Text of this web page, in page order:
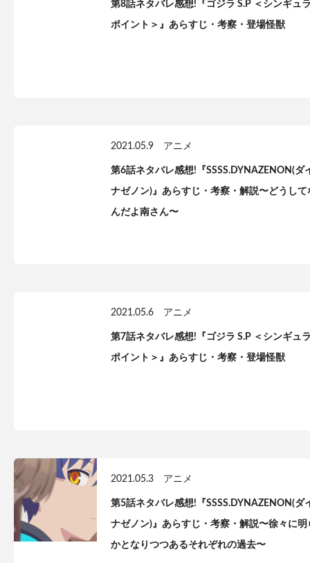
第8話ネタバレ感想!『ゴジラ S.P ＜シンギュ
ポイント＞』あらすじ・考察・登場怪獣
2021.05.9 アニメ
第6話ネタバレ感想!『SSSS.DYNAZENON(ダ
ナゼノン)』あらすじ・考察・解説〜どうして
んだよ南さん〜
2021.05.6 アニメ
第7話ネタバレ感想!『ゴジラ S.P ＜シンギュ
ポイント＞』あらすじ・考察・登場怪獣
2021.05.3 アニメ
第5話ネタバレ感想!『SSSS.DYNAZENON(ダ
ナゼノン)』あらすじ・考察・解説〜徐々に明
かとなりつつあるそれぞれの過去〜